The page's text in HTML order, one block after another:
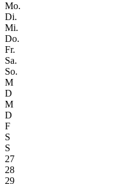
Mo.
Di.
Mi.
Do.
Fr.
Sa.
So.
M
D
M
D
F
S
S
27
28
29